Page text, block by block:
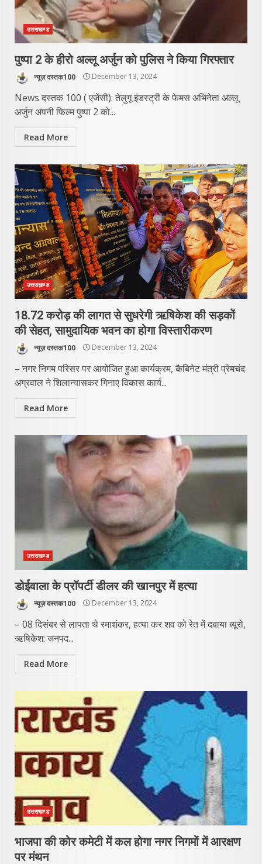
उत्तराखण्ड
पुष्पा 2 के हीरो अल्लू अर्जुन को पुलिस ने किया गिरफ्तार
न्यूज़ दस्तक100 December 13, 2024
News दस्तक 100 ( एजेंसी): तेलुगू इं​डस्ट्री के फेमस अभिनेता अल्लू
अर्जुन अपनी फिल्म पुष्पा 2 को...
Read More
उत्तराखण्ड
18.72 करोड़ की लागत से सुधरेगी ऋषिकेश की सड़कों
की सेहत, सामुदायिक भवन का होगा विस्तारीकरण
न्यूज़ दस्तक100 December 13, 2024
– नगर निगम परिसर पर आयोजित हुआ कार्यक्रम, कैबिनेट मंत्री प्रेमचंद
अग्रवाल ने शिलान्यासकर गिनाए विकास कार्य...
Read More
उत्तराखण्ड
डोईवाला के प्रॉपर्टी डीलर की खानपुर में हत्या
न्यूज़ दस्तक100 December 13, 2024
– 08 दिसंबर से लापता थे रमाशंकर, हत्या कर शव को रेत में दबाया ब्यूरो,
ऋषिकेश: जनपद...
Read More
उत्तराखण्ड
भाजपा की कोर कमेटी में कल होगा नगर निगमों में आरक्षण
पर मंथन